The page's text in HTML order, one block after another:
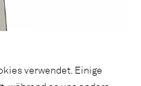
verwendet. Einige